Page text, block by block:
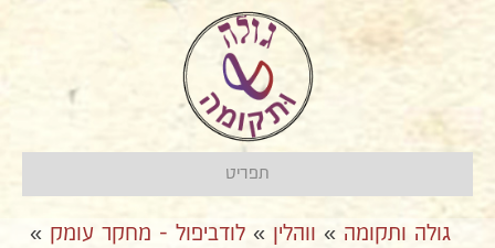
תפריט
גולה ותקומה » ווהלין » לודביפול - מחקר עומק »